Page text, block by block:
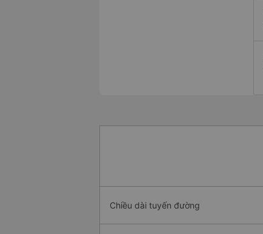
Chiều dài tuyến đường